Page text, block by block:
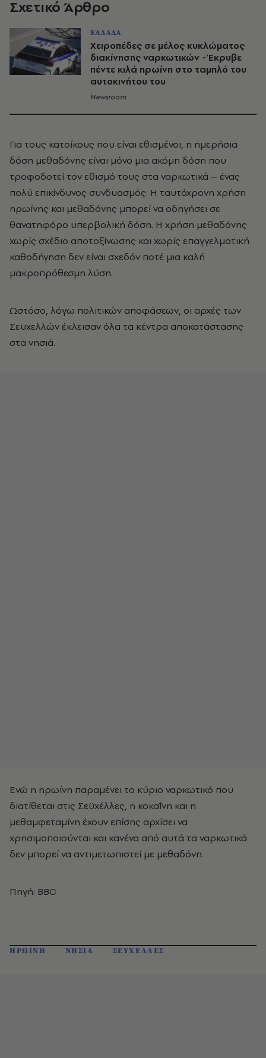
Σχετικό Άρθρο
ΕΛΛΑΔΑ
Χειροπέδες σε μέλος κυκλώματος
διακίνησης ναρκωτικών - Έκρυβε
πέντε κιλά ηρωίνη στο ταμπλό του
αυτοκινήτου του
Newsroom
Για τους κατοίκους που είναι εθισμένοι, η ημερήσια
δόση μεθαδόνης είναι μόνο μια ακόμη δόση που
τροφοδοτεί τον εθισμό τους στα ναρκωτικά – ένας
πολύ επικίνδυνος συνδυασμός. Η ταυτόχρονη χρήση
ηρωίνης και μεθαδόνης μπορεί να οδηγήσει σε
θανατηφόρο υπερβολική δόση. Η χρήση μεθαδόνης
χωρίς σχέδιο αποτοξίνωσης και χωρίς επαγγελματική
καθοδήγηση δεν είναι σχεδόν ποτέ μια καλή
μακροπρόθεσμη λύση.
Ωστόσο, λόγω πολιτικών αποφάσεων, οι αρχές των
Σεϋχελλών έκλεισαν όλα τα κέντρα αποκατάστασης
στα νησιά.
Ενώ η ηρωίνη παραμένει το κύριο ναρκωτικό που
διατίθεται στις Σεϋχέλλες, η κοκαΐνη και η
μεθαμφεταμίνη έχουν επίσης αρχίσει να
χρησιμοποιούνται και κανένα από αυτά τα ναρκωτικά
δεν μπορεί να αντιμετωπιστεί με μεθαδόνη.
Πηγή: BBC
ΗΡΩΙΝΗ ΝΗΣΙΑ ΣΕΥΧΕΛΛΕΣ